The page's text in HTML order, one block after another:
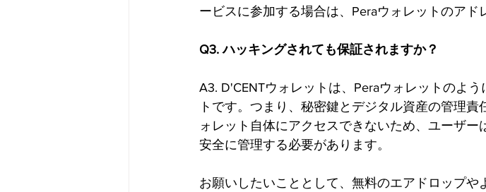
ービスに参加する場合は、Peraウォレットのアド
Q3. ハッキングされても保証されますか？
A3. D'CENTウォレットは、Peraウォレットのよ
トです。つまり、秘密鍵とデジタル資産の管理
ォレット自体にアクセスできないため、ユーザ
安全に管理する必要があります。
お願いしたいこととして、無料のエアドロップ